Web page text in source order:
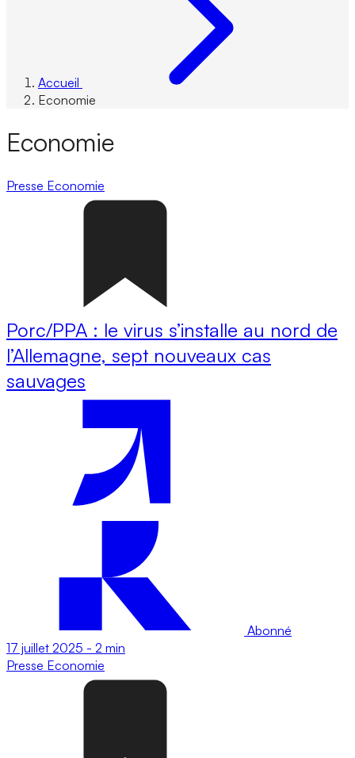
Accueil
Economie
Economie
Presse Economie
Porc/PPA : le virus s’installe au nord de
l’Allemagne, sept nouveaux cas
sauvages
Abonné
17 juillet 2025 - 2 min
Presse Economie